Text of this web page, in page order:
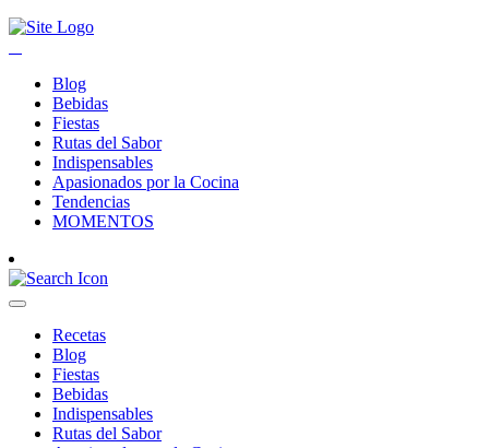
Blog
Bebidas
Fiestas
Rutas del Sabor
Indispensables
Apasionados por la Cocina
Tendencias
MOMENTOS
Recetas
Blog
Fiestas
Bebidas
Indispensables
Rutas del Sabor